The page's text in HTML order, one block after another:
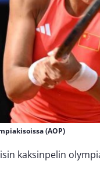
(AOP)
kaksinpelin